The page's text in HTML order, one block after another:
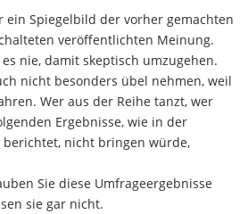
ein Spiegelbild der vorher gemachten
veröffentlichten Meinung.
nie, damit skeptisch umzugehen.
nicht besonders übel nehmen, weil
Wer aus der Reihe tanzt, wer
Ergebnisse, wie in der
nicht bringen würde,
Sie diese Umfrageergebnisse
sie gar nicht.